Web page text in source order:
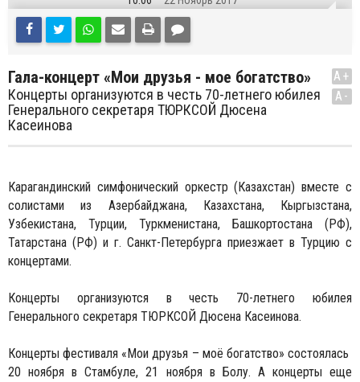
Гала-концерт «Мои друзья - мое богатство»
Концерты организуются в честь 70-летнего юбилея
Генерального секретаря ТЮРКСОЙ Дюсена
Касеинова
A+
A-
Карагандинский симфонический оркестр (Казахстан) вместе с
солистами из Азербайджана, Казахстана, Кыргызстана,
Узбекистана, Турции, Туркменистана, Башкортостана (РФ),
Татарстана (РФ) и г. Санкт-Петербурга приезжает в Турцию с
концертами.
Концерты организуются в честь 70-летнего юбилея
Генерального секретаря ТЮРКСОЙ Дюсена Касеинова.
Концерты фестиваля «Мои друзья – моё богатство» состоялась
20 ноября в Стамбуле, 21 ноября в Болу. А концерты еще